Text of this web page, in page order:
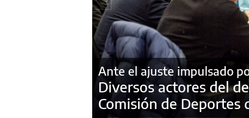
Ante el ajuste impulsado
Diversos actores del
Comisión de Deportes